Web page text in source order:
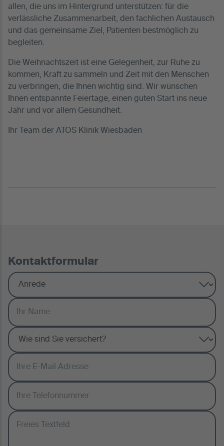
allen, die uns im Hintergrund unterstützen: für die
verlässliche Zusammenarbeit, den fachlichen Austausch
und das gemeinsame Ziel, Patienten bestmöglich zu
begleiten.
Die Weihnachtszeit ist eine Gelegenheit, zur Ruhe zu
kommen, Kraft zu sammeln und Zeit mit den Menschen
zu verbringen, die Ihnen wichtig sind. Wir wünschen
Ihnen entspannte Feiertage, einen guten Start ins neue
Jahr und vor allem Gesundheit.
Ihr Team der ATOS Klinik Wiesbaden
Kontaktformular